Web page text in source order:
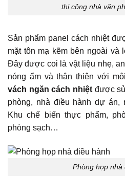
thi công nhà văn
Sản phẩm panel cách nhiệt
mặt tôn mạ kẽm bên ngoài
Đây được coi là vật liệu nhẹ,
nóng ẩm và thân thiện với
vách ngăn cách nhiệtđược sử
phòng, nhà điều hành dự án,
Khu chế biến thực phẩm,
phòng sạch…
Phòng họp nhà